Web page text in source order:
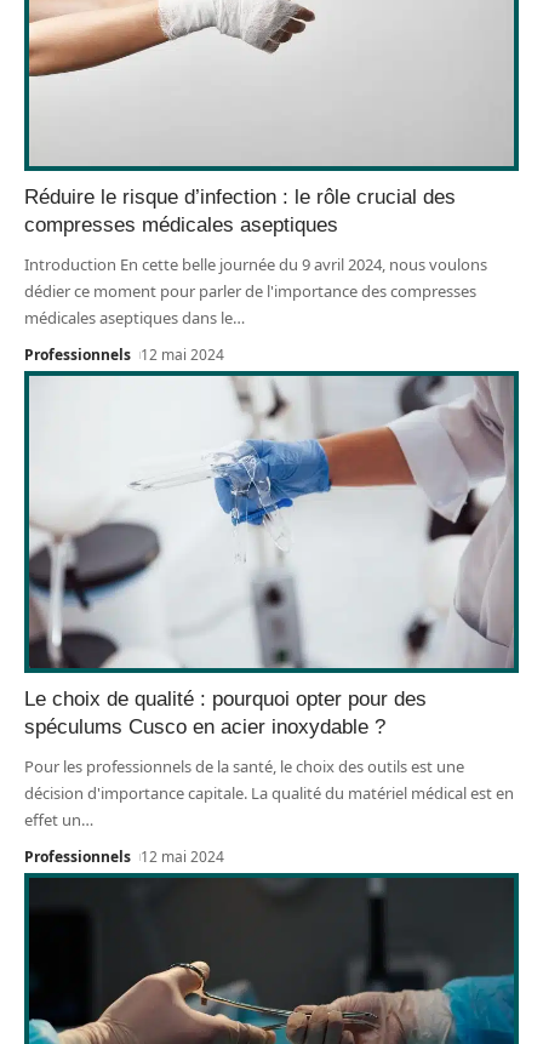
Réduire le risque d’infection : le rôle crucial des
compresses médicales aseptiques
Introduction En cette belle journée du 9 avril 2024, nous voulons
dédier ce moment pour parler de l'importance des compresses
médicales aseptiques dans le…
Professionnels 12 mai 2024
Le choix de qualité : pourquoi opter pour des
spéculums Cusco en acier inoxydable ?
Pour les professionnels de la santé, le choix des outils est une
décision d'importance capitale. La qualité du matériel médical est en
effet un…
Professionnels 12 mai 2024